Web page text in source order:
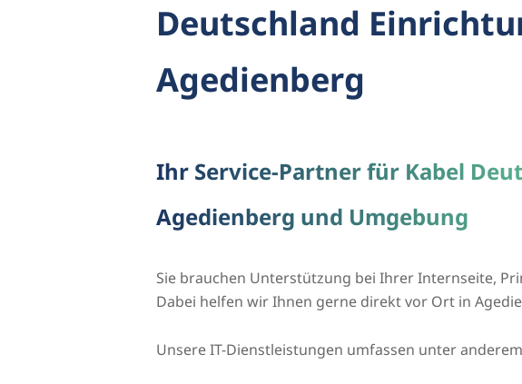
Deutschland
Agedienberg
Ihr Service-Partner für Kabel
Agedienberg und Umgebung
Sie brauchen Unterstützung bei Ihrer Internseite,
Dabei helfen wir Ihnen gerne direkt vor Ort in
Unsere IT-Dienstleistungen umfassen unter anderem